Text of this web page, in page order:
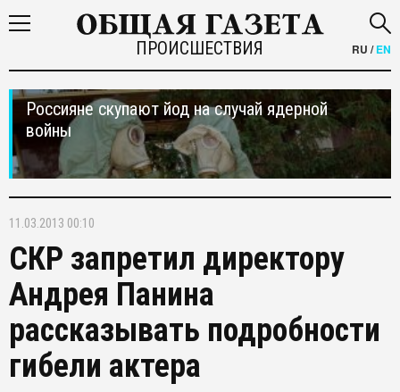
ПРОИСШЕСТВИЯ RU /EN
Россияне скупают йод на случай ядерной
войны
11.03.2013 00:10
СКР запретил директору
Андрея Панина
рассказывать подробности
гибели актера